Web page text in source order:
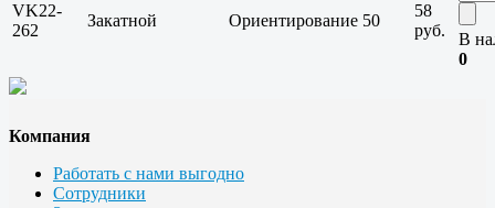
VK22-
262
Закатной Ориентирование 50
58
руб.
В
0
Компания
Работать с нами выгодно
Сотрудники